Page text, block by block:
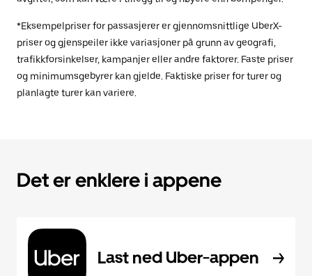
*Eksempelpriser for passasjerer er gjennomsnittlige UberX-
priser og gjenspeiler ikke variasjoner på grunn av geografi,
trafikkforsinkelser, kampanjer eller andre faktorer. Faste priser
og minimumsgebyrer kan gjelde. Faktiske priser for turer og
planlagte turer kan variere.
Det er enklere i appene
Last ned Uber-appen